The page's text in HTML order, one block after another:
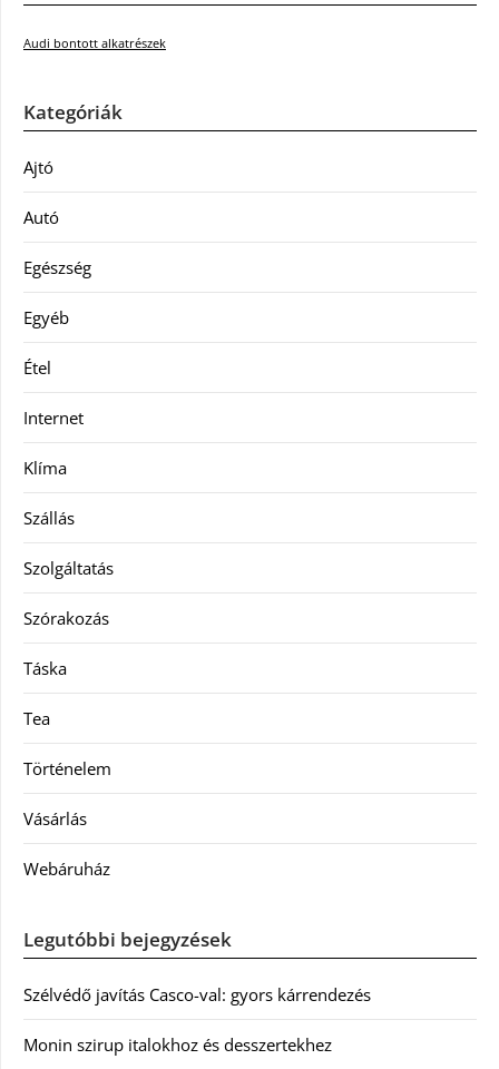
Audi bontott alkatrészek
Kategóriák
Ajtó
Autó
Egészség
Egyéb
Étel
Internet
Klíma
Szállás
Szolgáltatás
Szórakozás
Táska
Tea
Történelem
Vásárlás
Webáruház
Legutóbbi bejegyzések
Szélvédő javítás Casco-val: gyors kárrendezés
Monin szirup italokhoz és desszertekhez